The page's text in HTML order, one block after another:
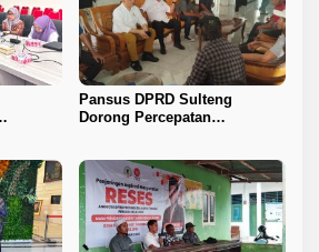
Pansus DPRD Sulteng
Dorong Percepatan